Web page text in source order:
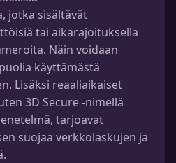
jotka sisältävät
tai aikarajoituksella
Näin voidaan
käyttämästä
Lisäksi reaaliaikaiset
3D Secure -nimellä
tarjoavat
suojaa verkkolaskujen ja